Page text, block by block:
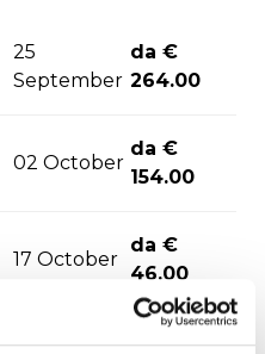
25
September
da €
264.00
02 October
da €
154.00
17 October
da €
46.00
da €